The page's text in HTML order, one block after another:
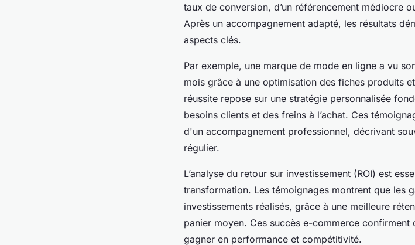
taux de conversion, d’un référencement médiocre
Après un accompagnement adapté, les résultats
aspects clés.
Par exemple, une marque de mode en ligne a vu
mois grâce à une optimisation des fiches produits
réussite repose sur une stratégie personnalisée
besoins clients et des freins à l’achat. Ces
d'un accompagnement professionnel, décrivant
régulier.
L’analyse du retour sur investissement (ROI) est
transformation. Les témoignages montrent que les
investissements réalisés, grâce à une meilleure
panier moyen. Ces succès e-commerce
gagner en performance et compétitivité.